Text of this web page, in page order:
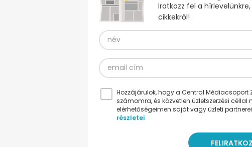
Iratkozz fel a
cikkekről!
Hozzájárulok, hogy a Central Médiacsoport
számomra, és közvetlen üzletszerzési
elérhetőségeimen saját vagy üzleti
részletei